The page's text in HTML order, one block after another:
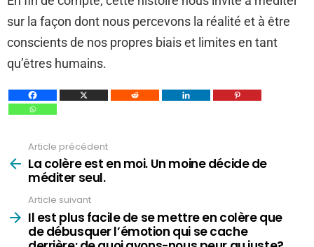
sur la façon dont nous percevons la réalité et à être
conscients de nos propres biais et limites en tant
qu’êtres humains.
plus
Article précédent
La colère est en moi. Un moine décide de
méditer seul.
Article suivant
Il est plus facile de se mettre en colère que
de débusquer l’émotion qui se cache